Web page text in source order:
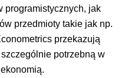
programistycznych, jak
przedmioty takie jak np.
przekazują
potrzebną w